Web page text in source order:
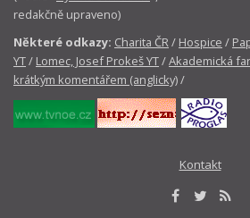
redakčně upraveno)
Některé odkazy: Charita ČR/ Hospice /
YT/ Lomec, Josef Prokeš YT/Akademická
krátkým komentářem (anglicky)/
Kontakt